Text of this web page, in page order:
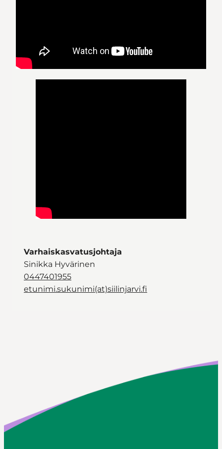
Varhaiskasvatusjohtaja
Sinikka Hyvärinen
0447401955
etunimi.sukunimi(at)siilinjarvi.fi